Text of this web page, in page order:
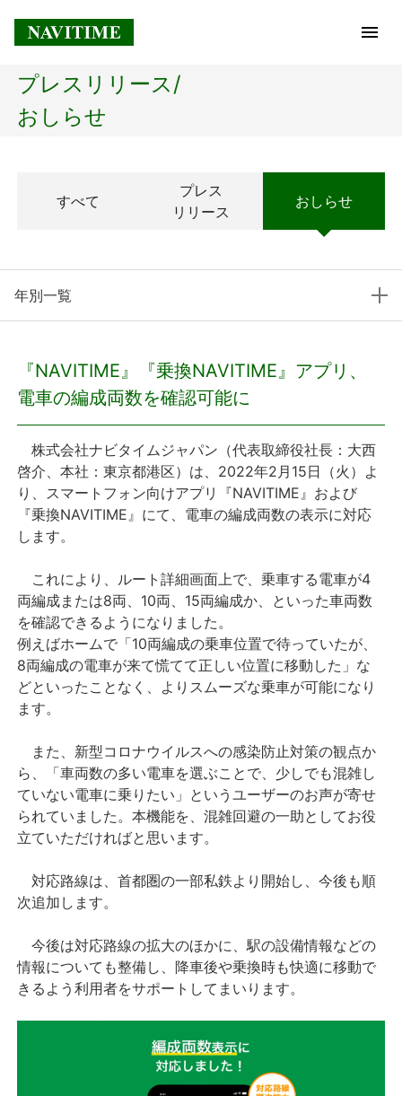
トップページ
経営理念
プレスリリース
プレスリリース
おしらせ
個人向けサービス
法人向けサービス
採用情報
プレスリリース/
おしらせ
すべて
プレス
リリース
おしらせ
年別一覧
『NAVITIME』『乗換NAVITIME』アプリ、
電車の編成両数を確認可能に
株式会社ナビタイムジャパン（代表取締役社長：大西
啓介、本社：東京都港区）は、2022年2月15日（火）よ
り、スマートフォン向けアプリ『NAVITIME』および
『乗換NAVITIME』にて、電車の編成両数の表示に対応
します。
これにより、ルート詳細画面上で、乗車する電車が4
両編成または8両、10両、15両編成か、といった車両数
を確認できるようになりました。
例えばホームで「10両編成の乗車位置で待っていたが、
8両編成の電車が来て慌てて正しい位置に移動した」な
どといったことなく、よりスムーズな乗車が可能になり
ます。
また、新型コロナウイルスへの感染防止対策の観点か
ら、「車両数の多い電車を選ぶことで、少しでも混雑し
ていない電車に乗りたい」というユーザーのお声が寄せ
られていました。本機能を、混雑回避の一助としてお役
立ていただければと思います。
対応路線は、首都圏の一部私鉄より開始し、今後も順
次追加します。
今後は対応路線の拡大のほかに、駅の設備情報などの
情報についても整備し、降車後や乗換時も快適に移動で
きるよう利用者をサポートしてまいります。